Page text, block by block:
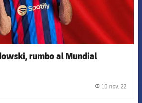
rumbo al Mundial
10 nov. 22